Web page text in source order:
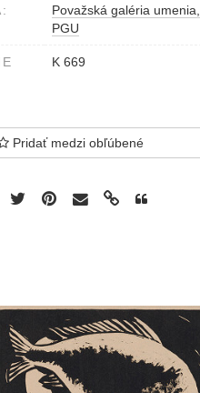
Považská galéria umenia,
PGU
K 669
Pridať medzi obľúbené